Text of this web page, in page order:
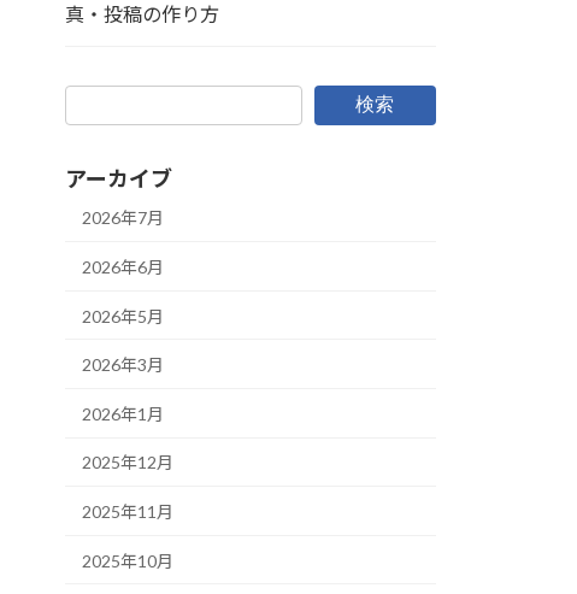
真・投稿の作り方
検索
アーカイブ
2026年7月
2026年6月
2026年5月
2026年3月
2026年1月
2025年12月
2025年11月
2025年10月